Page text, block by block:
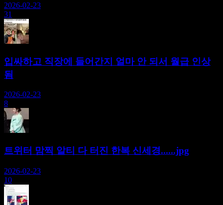
2026-02-23
31
입싸하고 직장에 들어간지 얼마 안 되서 월급 인상
됨
2026-02-23
8
트위터 맘찍 알티 다 터진 한복 신세경......jpg
2026-02-23
10